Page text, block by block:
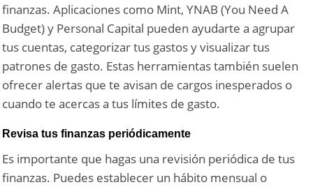
finanzas. Aplicaciones como Mint, YNAB (You Need A
Budget) y Personal Capital pueden ayudarte a agrupar
tus cuentas, categorizar tus gastos y visualizar tus
patrones de gasto. Estas herramientas también suelen
ofrecer alertas que te avisan de cargos inesperados o
cuando te acercas a tus límites de gasto.
Revisa tus finanzas periódicamente
Es importante que hagas una revisión periódica de tus
finanzas. Puedes establecer un hábito mensual o